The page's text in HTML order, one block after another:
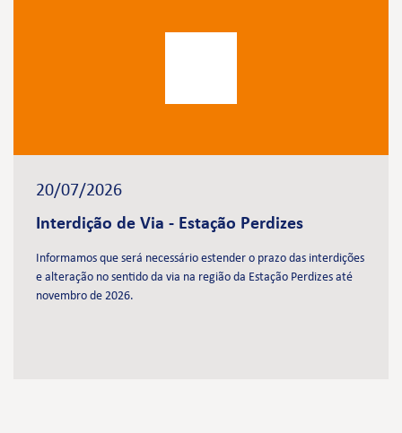
20/07/2026
Interdição de Via - Estação Perdizes
Informamos que será necessário estender o prazo das interdições
e alteração no sentido da via na região da Estação Perdizes até
novembro de 2026.